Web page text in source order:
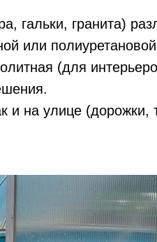
гальки, гранита)
или
(для
и на улице (дорожки,